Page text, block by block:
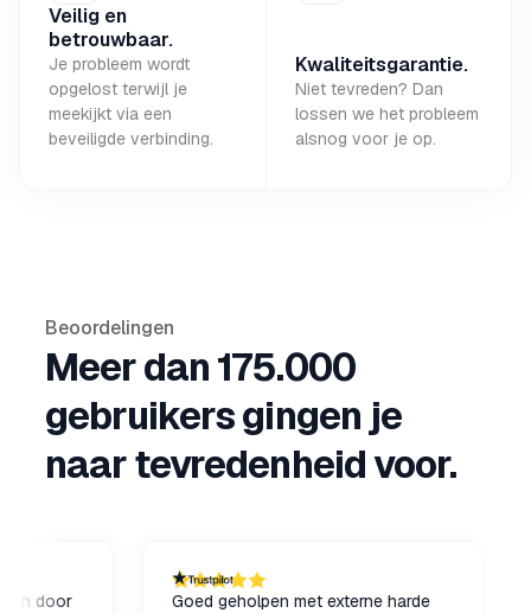
Veilig en
betrouwbaar.
Je probleem wordt
opgelost terwijl je
meekijkt via een
beveiligde verbinding.
Kwaliteitsgarantie.
Niet tevreden? Dan
lossen we het probleem
alsnog voor je op.
Beoordelingen
Meer dan 175.000
gebruikers gingen je
naar tevredenheid voor.
Goed geholpen met externe harde